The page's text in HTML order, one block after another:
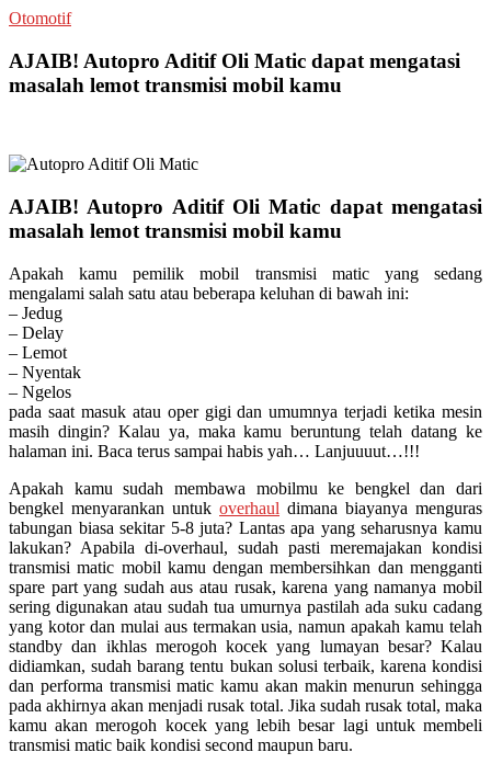
Otomotif
AJAIB! Autopro Aditif Oli Matic dapat mengatasi
masalah lemot transmisi mobil kamu
AJAIB! Autopro Aditif Oli Matic dapat mengatasi
masalah lemot transmisi mobil kamu
Apakah kamu pemilik mobil transmisi matic yang sedang
mengalami salah satu atau beberapa keluhan di bawah ini:
– Jedug
– Delay
– Lemot
– Nyentak
– Ngelos
pada saat masuk atau oper gigi dan umumnya terjadi ketika mesin
masih dingin? Kalau ya, maka kamu beruntung telah datang ke
halaman ini. Baca terus sampai habis yah… Lanjuuuut…!!!
Apakah kamu sudah membawa mobilmu ke bengkel dan dari
bengkel menyarankan untuk overhaul dimana biayanya menguras
tabungan biasa sekitar 5-8 juta? Lantas apa yang seharusnya kamu
lakukan? Apabila di-overhaul, sudah pasti meremajakan kondisi
transmisi matic mobil kamu dengan membersihkan dan mengganti
spare part yang sudah aus atau rusak, karena yang namanya mobil
sering digunakan atau sudah tua umurnya pastilah ada suku cadang
yang kotor dan mulai aus termakan usia, namun apakah kamu telah
standby dan ikhlas merogoh kocek yang lumayan besar? Kalau
didiamkan, sudah barang tentu bukan solusi terbaik, karena kondisi
dan performa transmisi matic kamu akan makin menurun sehingga
pada akhirnya akan menjadi rusak total. Jika sudah rusak total, maka
kamu akan merogoh kocek yang lebih besar lagi untuk membeli
transmisi matic baik kondisi second maupun baru.